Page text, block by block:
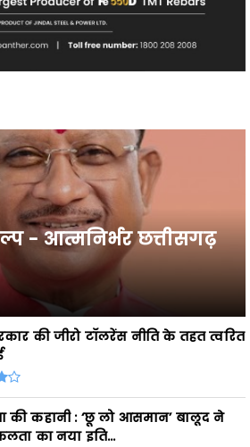
- आत्मनिर्भर छत्तीसगढ़
की जीरो टॉलरेंस नीति के तहत त्वरित
कहानी : ‘छू लो आसमान’ बालूद ने
का नया इति...